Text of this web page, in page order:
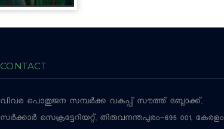
CONTACT
വിവര പൊതുജന സമ്പര്‍ക്ക വകുപ്പ് സൗത്ത് ബ്ലോക്ക്,
സര്‍ക്കാര്‍ സെക്രട്ടേറിയറ്റ്, തിരുവനന്തപുരം-695 001, കേരളം